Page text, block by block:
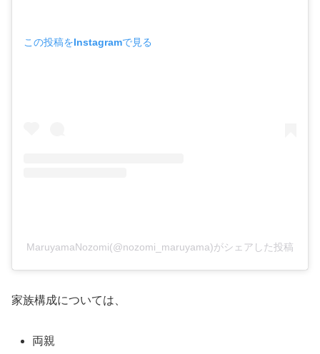
この投稿をInstagramで見る
MaruyamaNozomi(@nozomi_maruyama)がシェアした投稿
家族構成については、
両親